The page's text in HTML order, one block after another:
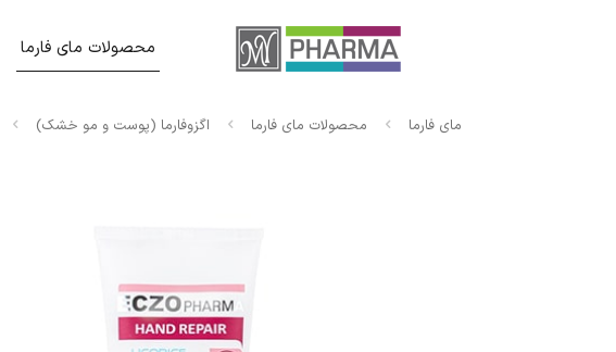
محصولات مای فارما
مای فارما محصولات مای فارما اگزوفارما (پوست و مو خشک)